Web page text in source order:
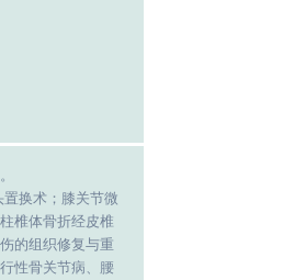
换术；膝关节微
椎体骨折经皮椎
的组织修复与重
性骨关节病、腰